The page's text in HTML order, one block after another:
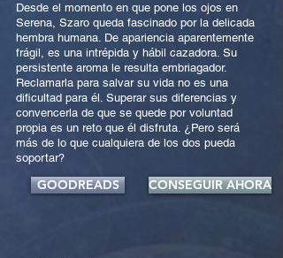
Desde el momento en que pone los ojos en
Serena, Szaro queda fascinado por la delicada
hembra humana. De apariencia aparentemente
frágil, es una intrépida y hábil cazadora. Su
persistente aroma le resulta embriagador.
Reclamarla para salvar su vida no es una
dificultad para él. Superar sus diferencias y
convencerla de que se quede por voluntad
propia es un reto que él disfruta. ¿Pero será
más de lo que cualquiera de los dos pueda
soportar?
GOODREADS CONSEGUIR AHORA